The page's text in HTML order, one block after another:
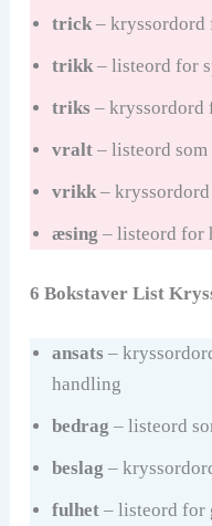
trick– kryssordord
trikk– listeord for
triks – kryssordord
vralt– listeord som
vrikk– kryssordord
æsing – listeord for
6 Bokstaver List
ansats –
handling
bedrag – listeord
beslag –
fulhet– listeord for